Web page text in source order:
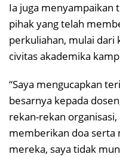
Ia juga menyampaikan
pihak yang telah
perkuliahan, mulai dari
civitas akademika
“Saya mengucapkan
besarnya kepada
rekan-rekan
memberikan doa serta
mereka, saya tidak